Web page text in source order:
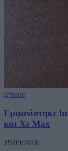
iPhone
Εμφανίστηκε
και Xs Max
29/09/2018